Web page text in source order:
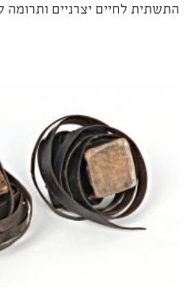
התשתית לחיים יצרניים ותרומה